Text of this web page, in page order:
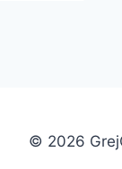
© 2026